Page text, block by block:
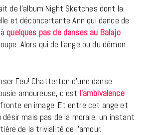
de l’album Night Sketches dont la
et déconcertante Ann qui dance de
quelques pas de danses au Balajo
Alors qui de l’ange ou du démon
Feu! Chatterton d’une danse
amoureuse, c’est l’ambivalence
en image. Et entre cet ange et
mais pas de la morale, un instant
de la trivialité de l’amour.
MUSIQUE
18 JUILLET 2026